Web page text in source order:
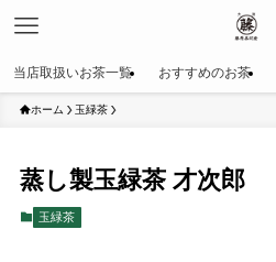
当店取扱いお茶一覧 おすすめのお茶
ホーム 玉緑茶
蒸し製玉緑茶 才次郎
玉緑茶